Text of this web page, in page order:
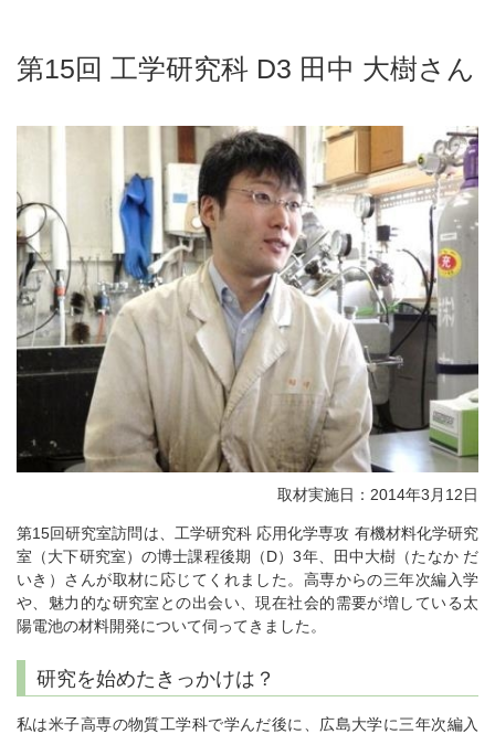
第15回 工学研究科 D3 田中 大樹さん
取材実施日：2014年3月12日
第15回研究室訪問は、工学研究科 応用化学専攻 有機材料化学研究
室（大下研究室）の博士課程後期（D）3年、田中大樹（たなか だ
いき）さんが取材に応じてくれました。高専からの三年次編入学
や、魅力的な研究室との出会い、現在社会的需要が増している太
陽電池の材料開発について伺ってきました。
研究を始めたきっかけは？
私は米子高専の物質工学科で学んだ後に、広島大学に三年次編入